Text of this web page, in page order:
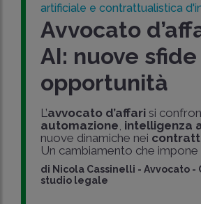
artificiale e contrattualistica
Avvocato
AI: nuove
opportunità
L’avvocato d’affarisi
automazione intelligenza
nuove dinamiche nei
Un cambiamento che impone
di Nicola Cassinelli -Avvocato -
studio legale